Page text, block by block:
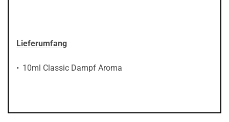
Lieferumfang
10ml Classic Dampf Aroma